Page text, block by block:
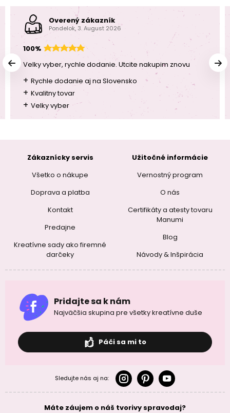
Overený zákazník
Pondelok, 3. August 2026
100%
Velky vyber, rychle dodanie. Utcite nakupim znovu
+ Rychle dodanie aj na Slovensko
+ Kvalitny tovar
+ Velky vyber
Zákaznícky servis
Všetko o nákupe
Doprava a platba
Kontakt
Predajne
Kreatívne sady ako firemné
darčeky
Užitočné informácie
Vernostný program
O nás
Certifikáty a atesty tovaru
Manumi
Blog
Návody & Inšpirácia
Pridajte sa k nám
Najväčšia skupina pre všetky kreatívne duše
Páči sa mi to
Sledujte nás aj na:
Máte záujem o náš tvorivy spravodaj?